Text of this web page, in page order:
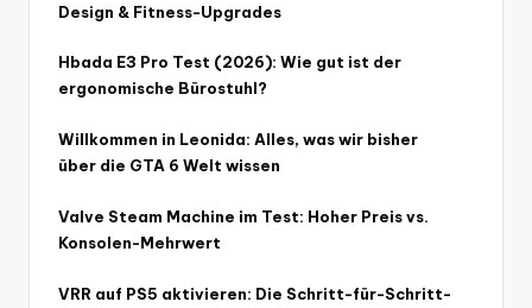
Design & Fitness-Upgrades
Hbada E3 Pro Test (2026): Wie gut ist der
ergonomische Bürostuhl?
Willkommen in Leonida: Alles, was wir bisher
über die GTA 6 Welt wissen
Valve Steam Machine im Test: Hoher Preis vs.
Konsolen-Mehrwert
VRR auf PS5 aktivieren: Die Schritt-für-Schritt-